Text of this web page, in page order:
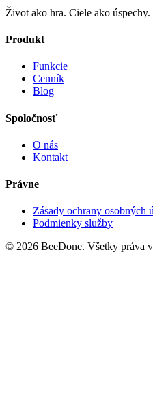
Život ako hra. Ciele ako
Produkt
Funkcie
Cenník
Blog
Spoločnosť
O nás
Kontakt
Právne
Zásady ochrany osobných
Podmienky služby
© 2026 BeeDone. Všetky práva